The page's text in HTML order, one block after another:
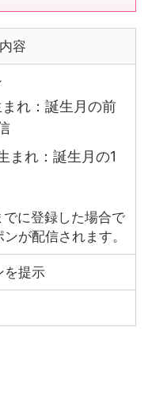
内容
れ：誕生月の前
まれ：誕生月の1
に登録した場合で
が配信されます。
を提示